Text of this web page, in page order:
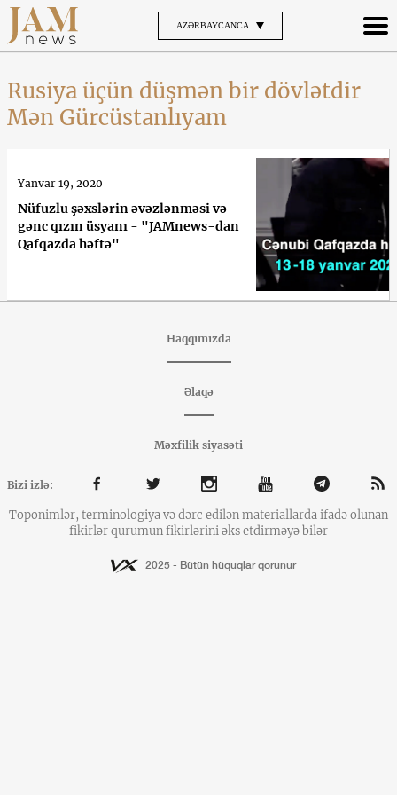
AZƏRBAYCANCA
Rusiya üçün düşmən bir dövlətdir
Mən Gürcüstanlıyam
Nüfuzlu şəxslərin əvəzlənməsi və
gənc qızın üsyanı - "JAMnews-dan
Qafqazda həftə"
Yanvar 19, 2020
Haqqımızda
Əlaqə
Məxfilik siyasəti
Bizi izlə:
Toponimlər, terminologiya və dərc edilən materiallarda ifadə olunan
fikirlər qurumun fikirlərini əks etdirməyə bilər
2025 - Bütün hüquqlar qorunur